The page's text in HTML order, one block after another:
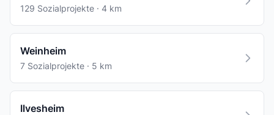
129 Sozialprojekte · 4 km
Weinheim
7 Sozialprojekte · 5 km
Ilvesheim